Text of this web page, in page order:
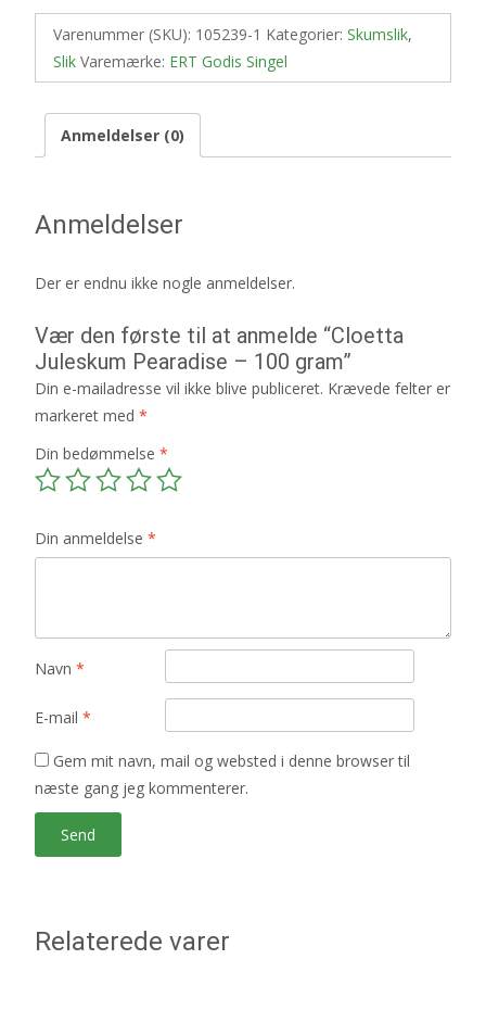
Varenummer (SKU): 105239-1 Kategorier: Skumslik,
Slik Varemærke: ERT Godis Singel
Anmeldelser (0)
Anmeldelser
Der er endnu ikke nogle anmeldelser.
Vær den første til at anmelde “Cloetta
Juleskum Pearadise – 100 gram”
Din e-mailadresse vil ikke blive publiceret. Krævede felter er
markeret med *
Din bedømmelse *
Din anmeldelse *
Navn *
E-mail *
Gem mit navn, mail og websted i denne browser til
næste gang jeg kommenterer.
Relaterede varer